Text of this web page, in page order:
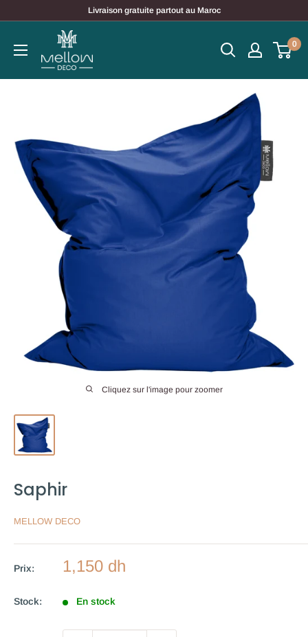
contenu
Livraison gratuite partout au Maroc
0
Cliquez sur l'image pour zoomer
Saphir
MELLOW DECO
Prix:
Prix
1,150 dh
Stock: En stock